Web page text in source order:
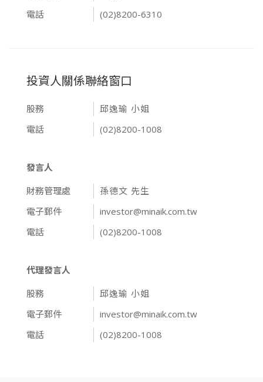
電話
(02)8200-6310
投資人關係聯絡窗口
股務
邱逸瑜 小姐
電話
(02)8200-1008
發言人
財務管理處
孫德文 先生
電子郵件
investor@minaik.com.tw
電話
(02)8200-1008
代理發言人
股務
邱逸瑜 小姐
電子郵件
investor@minaik.com.tw
電話
(02)8200-1008